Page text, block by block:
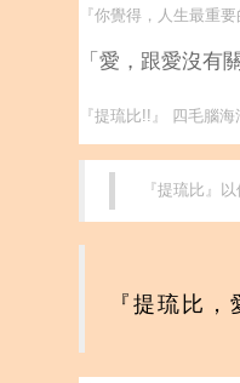
『你覺得，人生最重
「愛，跟愛沒有
『提琉比!!』 四毛腦海
『提琉比』
『提琉比，